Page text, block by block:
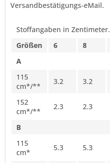
Versandbestätigungs-eMail.
Stoffangaben in Zentimeter.
Größen
6 8
A
115
cm*/**
3.2 3.2
152
cm*/**
2.3 2.3
B
115
cm*
5.3 5.3